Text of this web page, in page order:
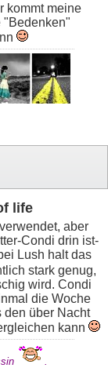
kommt meine
"Bedenken"
life
aber
Condi drin ist-
Lush halt das
stark genug,
wird. Condi
die Woche
den über Nacht
kann